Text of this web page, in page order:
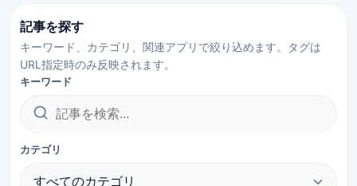
記事を探す
キーワード、カテゴリ、関連アプリで絞り込めます。タグは
URL指定時のみ反映されます。
キーワード
カテゴリ